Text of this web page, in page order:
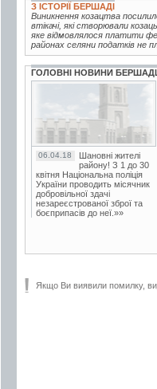
З ІСТОРІЇ БЕРШАДІ
Виникнення козацтва
втікачі, які створювали
яке відмовлялося платити
районах селяни податків не
ГОЛОВНІ НОВИНИ
06.04.18
Шановні жителі
району! З 1 до 30
квітня Національна поліція
України проводить місячник
добровільної здачі
незареєстрованої зброї та
боєприпасів до неї.»»
Якщо Ви виявили помилку,